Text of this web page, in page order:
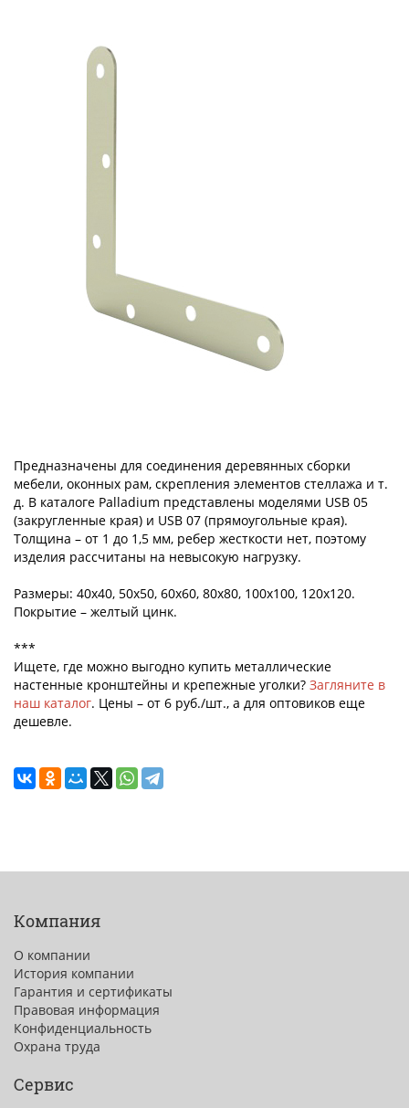
Предназначены для соединения деревянных сборки
мебели, оконных рам, скрепления элементов стеллажа и т.
д. В каталоге Palladium представлены моделями USB 05
(закругленные края) и USB 07 (прямоугольные края).
Толщина – от 1 до 1,5 мм, ребер жесткости нет, поэтому
изделия рассчитаны на невысокую нагрузку.
Размеры: 40x40, 50x50, 60x60, 80x80, 100x100, 120x120.
Покрытие – желтый цинк.
***
Ищете, где можно выгодно купить металлические
настенные кронштейны и крепежные уголки? Загляните в
наш каталог. Цены – от 6 руб./шт., а для оптовиков еще
дешевле.
Компания
О компании
История компании
Гарантия и сертификаты
Правовая информация
Конфиденциальность
Охрана труда
Сервис